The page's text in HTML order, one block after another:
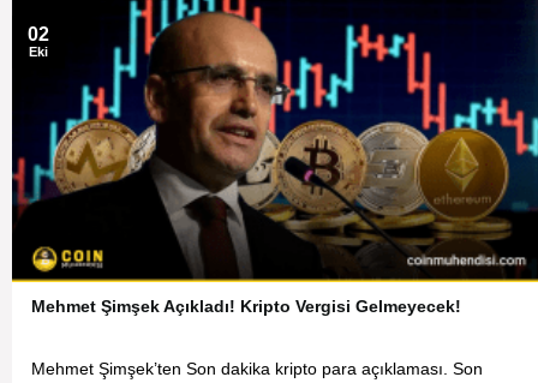
Mehmet Şimşek Açıkladı! Kripto Vergisi Gelmeyecek!
Mehmet Şimşek’ten Son dakika kripto para açıklaması. Son
02
Eki